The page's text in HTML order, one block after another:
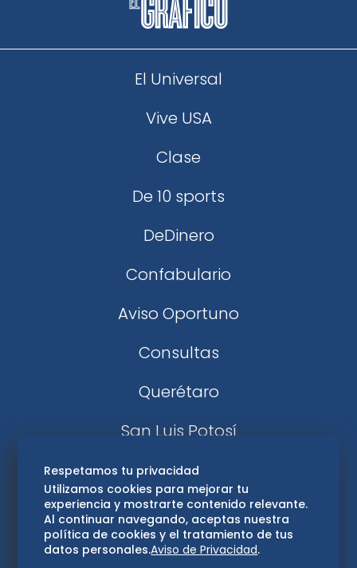
El Universal
Vive USA
Clase
De 10 sports
DeDinero
Confabulario
Aviso Oportuno
Consultas
Querétaro
San Luis Potosí
Edomex
Consultas
Hidalgo
Respetamos tu privacidad
Utilizamos cookies para mejorar tu
experiencia y mostrarte contenido relevante.
Al continuar navegando, aceptas nuestra
política de cookies y el tratamiento de tus
datos personales.Aviso de Privacidad.